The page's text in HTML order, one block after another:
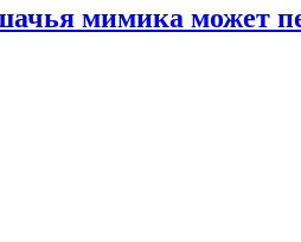
мимика может